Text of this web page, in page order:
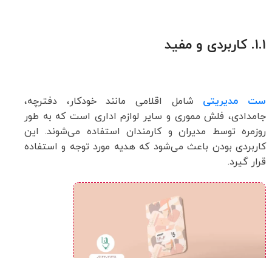
۱.۱. کاربردی و مفید
ست مدیریتی شامل اقلامی مانند خودکار، دفترچه،
جامدادی، فلش مموری و سایر لوازم اداری است که به طور
روزمره توسط مدیران و کارمندان استفاده می‌شوند. این
کاربردی بودن باعث می‌شود که هدیه مورد توجه و استفاده
قرار گیرد.